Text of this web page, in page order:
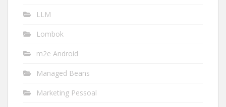
LLM
Lombok
m2e Android
Managed Beans
Marketing Pessoal